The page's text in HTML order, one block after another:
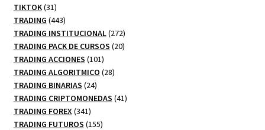
productos
TIKTOK 3131
productos
TRADING 443443
productos
TRADING INSTITUCIONAL 272272
productos
TRADING PACK DE CURSOS 2020
TRADING ACCIONES 101101
productos
TRADING ALGORITMICO 2828
TRADING BINARIAS 2424
productos
TRADING CRIPTOMONEDAS 4141
TRADING FOREX 341341
productos
TRADING FUTUROS 155155